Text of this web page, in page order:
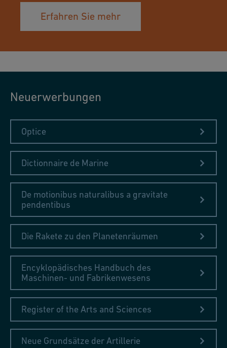
Erfahren Sie mehr
Neuerwerbungen
Optice
Dictionnaire de Marine
De motionibus naturalibus a gravitate
pendentibus
Die Rakete zu den Planetenräumen
Encyklopädisches Handbuch des
Maschinen- und Fabrikenwesens
Register of the Arts and Sciences
Neue Grundsätze der Artillerie